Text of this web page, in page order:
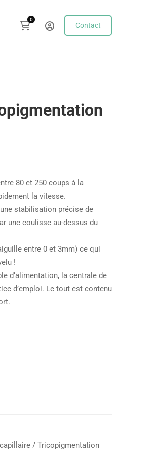
Contact
80 et 250 coups à la
la vitesse.
stabilisation précise de
une coulisse au-dessus du
entre 0 et 3mm) ce qui
!
d’alimentation, la centrale de
d’emploi. Le tout est contenu
/ Tricopigmentation